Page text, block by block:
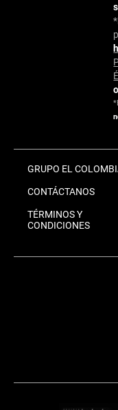
GRUPO EL
CONTÁCTANOS
TÉRMINOS Y
CONDICIONES